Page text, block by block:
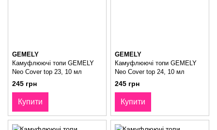
GEMELY
Камуфлюючі топи GEMELY
Neo Cover top 23, 10 мл
245 грн
Купити
GEMELY
Камуфлюючі топи GEMELY
Neo Cover top 24, 10 мл
245 грн
Купити